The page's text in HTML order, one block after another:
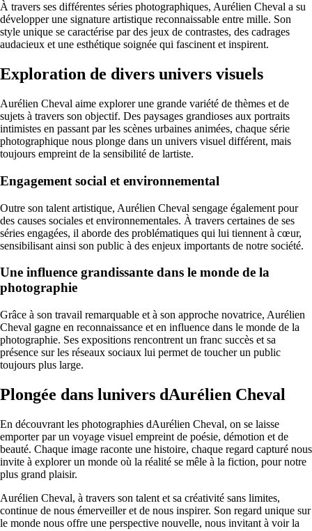
À travers ses différentes séries photographiques, Aurélien Cheval a su
développer une signature artistique reconnaissable entre mille. Son
style unique se caractérise par des jeux de contrastes, des cadrages
audacieux et une esthétique soignée qui fascinent et inspirent.
Exploration de divers univers visuels
Aurélien Cheval aime explorer une grande variété de thèmes et de
sujets à travers son objectif. Des paysages grandioses aux portraits
intimistes en passant par les scènes urbaines animées, chaque série
photographique nous plonge dans un univers visuel différent, mais
toujours empreint de la sensibilité de lartiste.
Engagement social et environnemental
Outre son talent artistique, Aurélien Cheval sengage également pour
des causes sociales et environnementales. À travers certaines de ses
séries engagées, il aborde des problématiques qui lui tiennent à cœur,
sensibilisant ainsi son public à des enjeux importants de notre société.
Une influence grandissante dans le monde de la
photographie
Grâce à son travail remarquable et à son approche novatrice, Aurélien
Cheval gagne en reconnaissance et en influence dans le monde de la
photographie. Ses expositions rencontrent un franc succès et sa
présence sur les réseaux sociaux lui permet de toucher un public
toujours plus large.
Plongée dans lunivers dAurélien Cheval
En découvrant les photographies dAurélien Cheval, on se laisse
emporter par un voyage visuel empreint de poésie, démotion et de
beauté. Chaque image raconte une histoire, chaque regard capturé nous
invite à explorer un monde où la réalité se mêle à la fiction, pour notre
plus grand plaisir.
Aurélien Cheval, à travers son talent et sa créativité sans limites,
continue de nous émerveiller et de nous inspirer. Son regard unique sur
le monde nous offre une perspective nouvelle, nous invitant à voir la